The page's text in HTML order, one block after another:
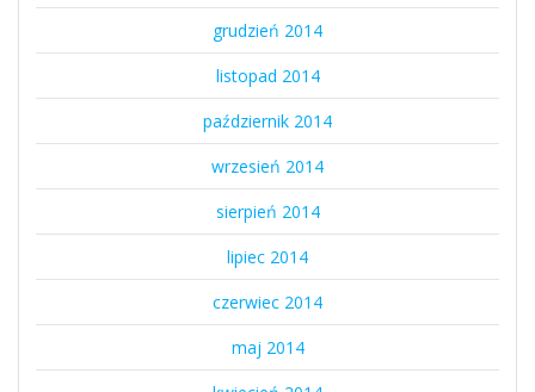
grudzień 2014
listopad 2014
październik 2014
wrzesień 2014
sierpień 2014
lipiec 2014
czerwiec 2014
maj 2014